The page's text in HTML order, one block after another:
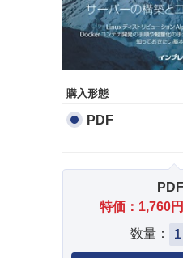
購入形態
PDF
PDF
特価：1,760円
数量：